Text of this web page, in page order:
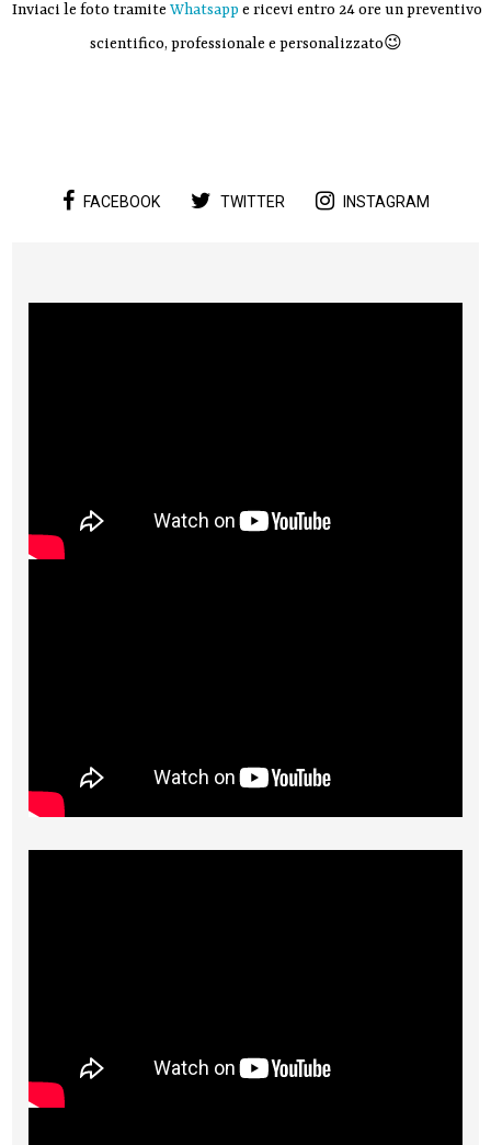
Inviaci le foto tramite Whatsapp e ricevi entro 24 ore un preventivo
scientifico, professionale e personalizzato😉
FACEBOOK TWITTER INSTAGRAM